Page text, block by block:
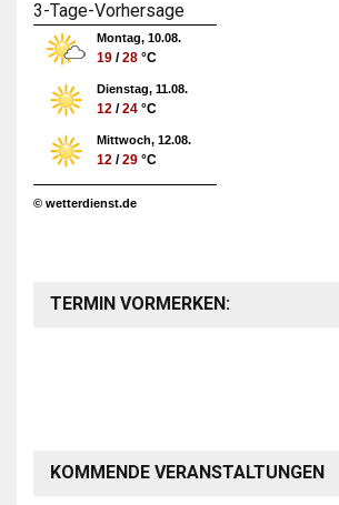
3-Tage-Vorhersage
Montag, 10.08.
19 /28 °C
Dienstag, 11.08.
12 /24 °C
Mittwoch, 12.08.
12 /29 °C
© wetterdienst.de
TERMIN VORMERKEN:
KOMMENDE VERANSTALTUNGEN